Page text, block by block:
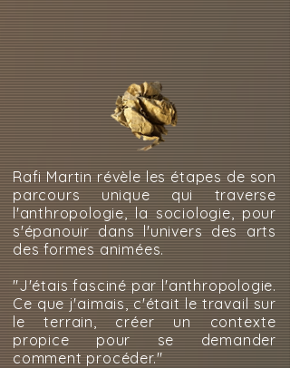
Rafi Martin révèle les étapes de son
parcours unique qui traverse
l'anthropologie, la sociologie, pour
s'épanouir dans l'univers des arts
des formes animées.
"J'étais fasciné par l'anthropologie.
Ce que j'aimais, c'était le travail sur
le terrain, créer un contexte
propice pour se demander
comment procéder."